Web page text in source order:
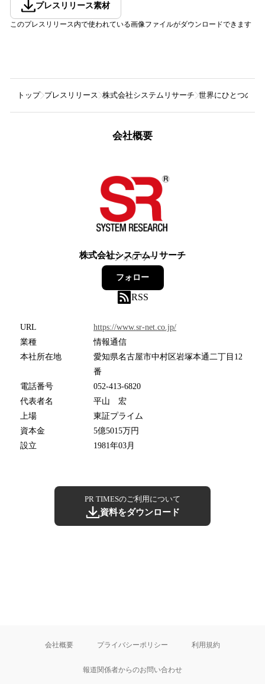
プレスリリース素材
このプレスリリース内で使われている画像ファイルがダウンロードできます
トップ プレスリリース 株式会社システムリサーチ 世界にひとつのオ
会社概要
株式会社システムリサーチ
6フォロワー
フォロー
RSS
URL
https://www.sr-net.co.jp/
業種
情報通信
本社所在地
愛知県名古屋市中村区岩塚本通二丁目12
番
電話番号
052-413-6820
代表者名
平山 宏
上場
東証プライム
資本金
5億5015万円
設立
1981年03月
PR TIMESのご利用について
資料をダウンロード
会社概要 プライバシーポリシー 利用規約
報道関係者からのお問い合わせ